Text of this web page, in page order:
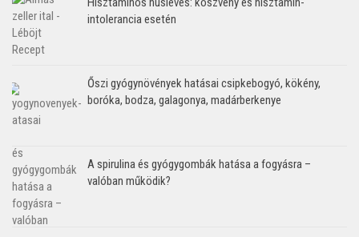
intolerancia esetén
Őszi gyógynövények hatásai csipkebogyó, kökény,
boróka, bodza, galagonya, madárberkenye
A spirulina és gyógygombák hatása a fogyásra –
valóban működik?